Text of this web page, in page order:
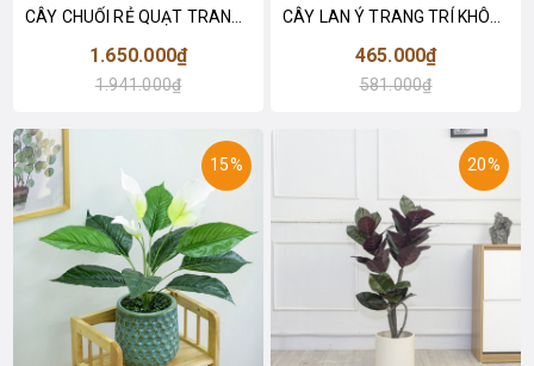
1.650.000₫
1.941.000₫
465.000₫
581.000₫
15% 20%